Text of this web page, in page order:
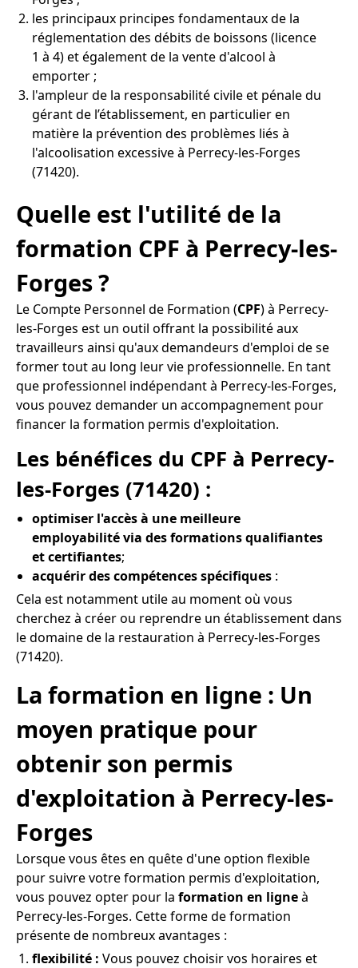
les principaux principes fondamentaux de la
réglementation des débits de boissons (licence
1 à 4) et également de la vente d'alcool à
emporter ;
l'ampleur de la responsabilité civile et pénale du
gérant de l’établissement, en particulier en
matière la prévention des problèmes liés à
l'alcoolisation excessive à Perrecy-les-Forges
(71420).
Quelle est l'utilité de la
formation CPF à Perrecy-les-
Forges ?
Le Compte Personnel de Formation (CPF) à Perrecy-
les-Forges est un outil offrant la possibilité aux
travailleurs ainsi qu'aux demandeurs d'emploi de se
former tout au long leur vie professionnelle. En tant
que professionnel indépendant à Perrecy-les-Forges,
vous pouvez demander un accompagnement pour
financer la formation permis d'exploitation.
Les bénéfices du CPF à Perrecy-
les-Forges (71420) :
optimiser l'accès à une meilleure
employabilité via des formations qualifiantes
et certifiantes;
acquérir des compétences spécifiques :
Cela est notamment utile au moment où vous
cherchez à créer ou reprendre un établissement dans
le domaine de la restauration à Perrecy-les-Forges
(71420).
La formation en ligne : Un
moyen pratique pour
obtenir son permis
d'exploitation à Perrecy-les-
Forges
Lorsque vous êtes en quête d'une option flexible
pour suivre votre formation permis d'exploitation,
vous pouvez opter pour la formation en ligneà
Perrecy-les-Forges. Cette forme de formation
présente de nombreux avantages :
flexibilité : Vous pouvez choisir vos horaires et